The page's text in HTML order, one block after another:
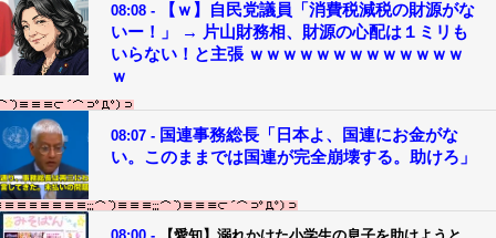
08:08 -
【ｗ】自民党議員「消費税減税の財源がな
いー！」 → 片山財務相、財源の心配は１ミリも
いらない！と主張 ｗｗｗｗｗｗｗｗｗｗｗｗｗ
ｗ
08:07 - 国連事務総長「日本よ、国連にお金がな
い。このままでは国連が完全崩壊する。助けろ」